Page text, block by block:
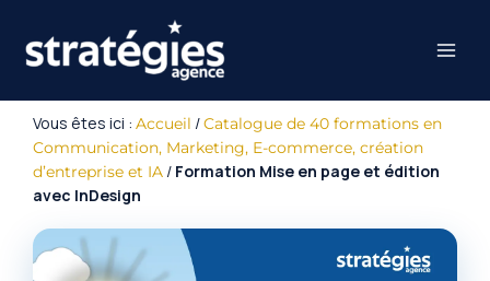
contenu
Vous êtes ici : Accueil /Catalogue de 40 formations en
Communication, Marketing, E-commerce, création
d’entreprise et IA / Formation Mise en page et édition
avec InDesign